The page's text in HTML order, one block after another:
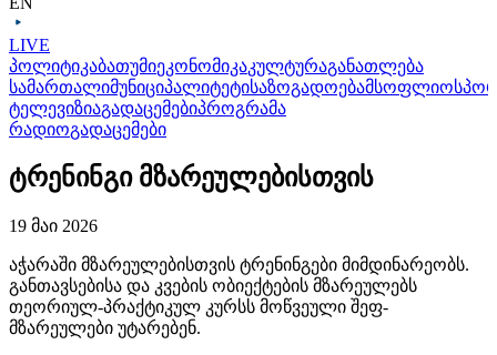
LIVE
პოლიტიკაბათუმიეკონომიკაკულტურაგანათლება
სამართალიმუნიციპალიტეტისაზოგადოებამსოფლიო
ტელევიზიაგადაცემებიპროგრამა
რადიოგადაცემები
ტრენინგი მზარეულებისთვის
19 მაი 2026
აჭარაში მზარეულებისთვის ტრენინგები მიმდინარეობს.
განთავსებისა და კვების ობიექტების მზარეულებს
თეორიულ-პრაქტიკულ კურსს მოწვეული შეფ-
მზარეულები უტარებენ.